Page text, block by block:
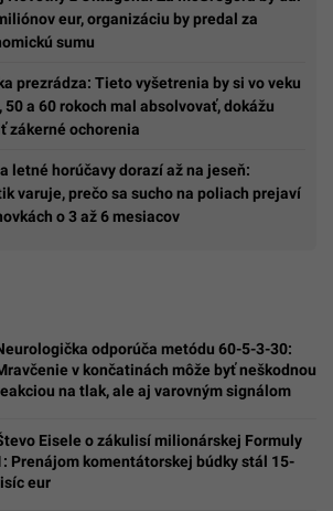
eur, organizáciu by predal za
sumu
prezrádza: Tieto vyšetrenia by si vo veku
50 a 60 rokoch mal absolvovať, dokážu
zákerné ochorenia
letné horúčavy dorazí až na jeseň:
varuje, prečo sa sucho na poliach prejaví
o 3 až 6 mesiacov
odporúča metódu 60-5-3-30:
v končatinách môže byť neškodnou
na tlak, ale aj varovným signálom
Eisele o zákulisí milionárskej Formuly
Prenájom komentátorskej búdky stál 15-
eur